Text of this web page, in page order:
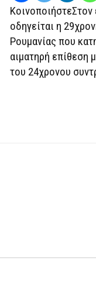
ΚοινοποιήστεΣτον
οδηγείται η
Ρουμανίας που
αιματηρή επίθεση
του 24χρονου